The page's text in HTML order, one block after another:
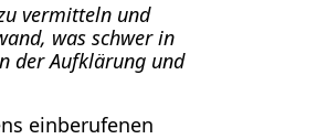
ver­mit­teln und
was schwer in
der Auf­klä­rung und
ein­be­ru­fe­nen